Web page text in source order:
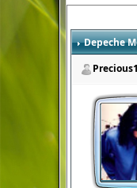
Depeche